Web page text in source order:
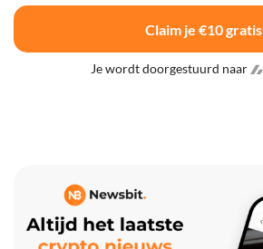
Claim je €10 gratis
Je wordt doorgestuurd naar